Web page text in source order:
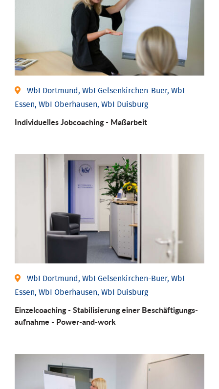
WbI Dortmund, WbI Gelsenkirchen-Buer, WbI
Essen, WbI Oberhausen, WbI Duisburg
Individu­elles Job­coaching - Maßarbeit
WbI Dortmund, WbI Gelsenkirchen-Buer, WbI
Essen, WbI Oberhausen, WbI Duisburg
Einzel­coaching - Stabili­sierung einer Be­schäftigungs­
aufnahme - Power-and-work